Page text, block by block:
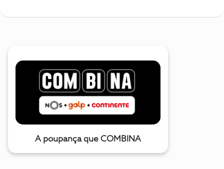
A poupança que COMBINA